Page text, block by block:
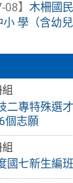
二專特殊選
個志願
國七新生編
08】 木柵國
學（含幼